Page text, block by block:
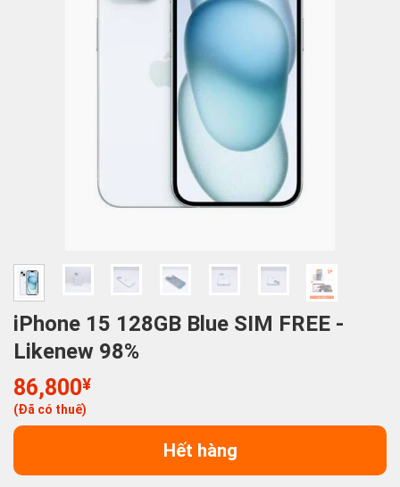
iPhone 15 128GB Blue SIM FREE -
Likenew 98%
86,800¥
(Đã có thuế)
Hết hàng